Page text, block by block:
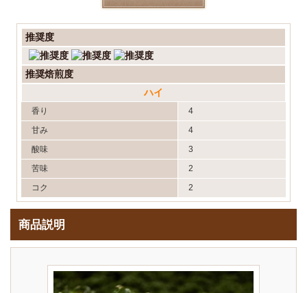
推奨度
推奨焙煎度
ハイ
香り
4
甘み
4
酸味
3
苦味
2
コク
2
商品説明